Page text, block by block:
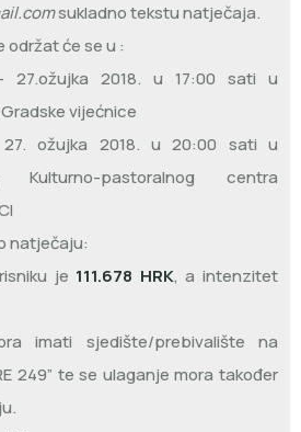
sukladno tekstu natječaja.
će se u :
– 27.ožujka 2018. u 17:00 sati u
vijećnice
27. ožujka 2018. u 20:00 sati u
Kulturno-pastoralnog centra
natječaju:
je 111.678 HRK, a intenzitet
imati sjedište/prebivalište na
249” te se ulaganje mora također